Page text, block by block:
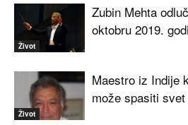
Život
Zubin Mehta
oktobru 2019.
Život
Maestro iz Indije
može spasiti svet